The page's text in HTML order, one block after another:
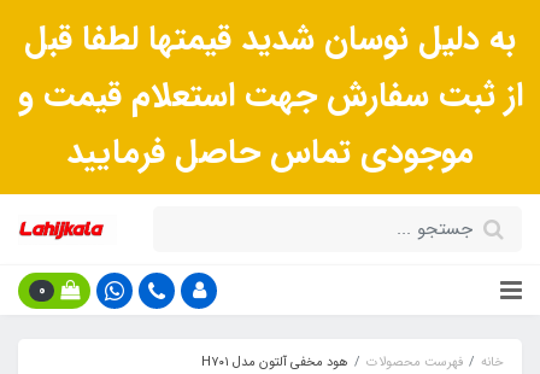
به دلیل نوسان شدید قیمتها لطفا قبل
از ثبت سفارش جهت استعلام قیمت و
موجودی تماس حاصل فرمایید
0
خانه فهرست محصولات هود مخفی آلتون مدل H۷۰۱